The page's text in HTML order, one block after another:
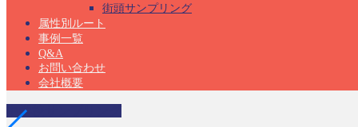
街頭サンプリング
属性別ルート
事例一覧
Q&A
お問い合わせ
会社概要
中学校サンプリング